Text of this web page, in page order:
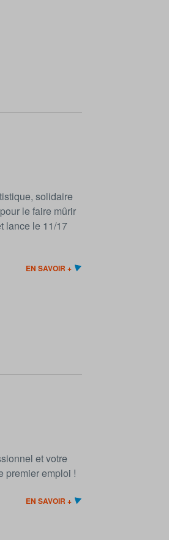
solidaire
le faire mûrir
lance le 11/17
EN SAVOIR +
et votre
premier emploi !
EN SAVOIR +